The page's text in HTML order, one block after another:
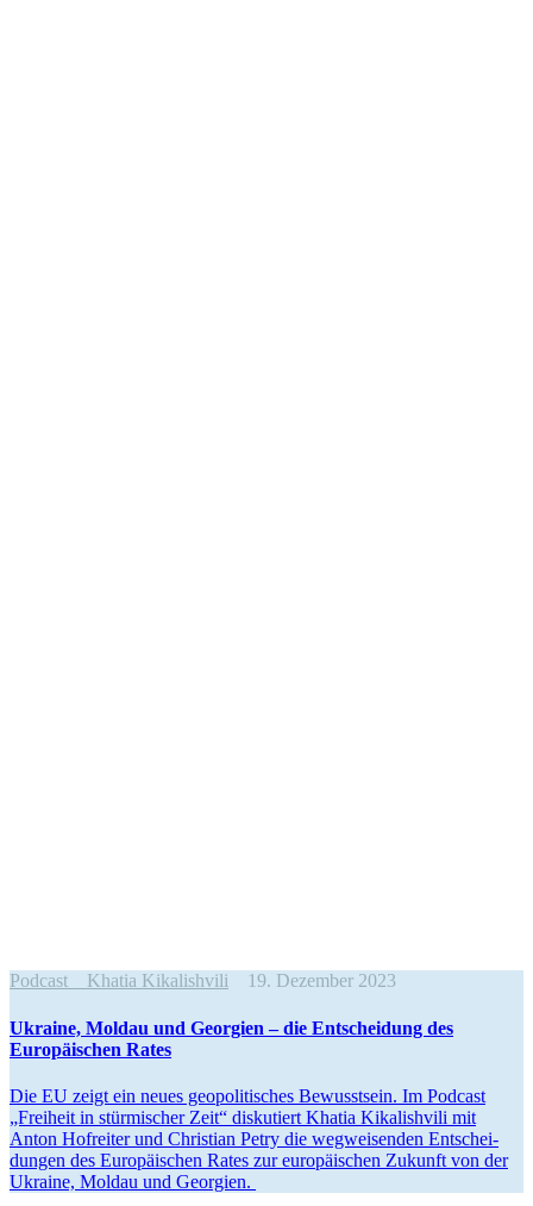
Podcast Khatia Kikalishvili 19. Dezember 2023
Ukraine, Moldau und Georgien – die Entscheidung des
Europäi­schen Rates
Die EU zeigt ein neues geopo­li­ti­sches Bewusstsein. Im Podcast
„Freiheit in stürmi­scher Zeit“ disku­tiert Khatia Kikalishvili mit
Anton Hofreiter und Christian Petry die wegwei­senden Entschei­
dungen des Europäi­schen Rates zur europäi­schen Zukunft von der
Ukraine, Moldau und Georgien.